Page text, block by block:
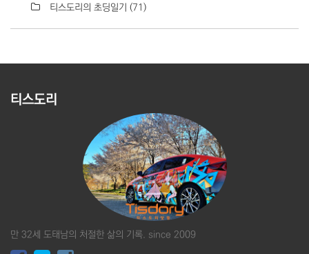
티스도리의 초딩일기 (71)
티스도리
만 32세 도태남의 처절한 삶의 기록. since 2009